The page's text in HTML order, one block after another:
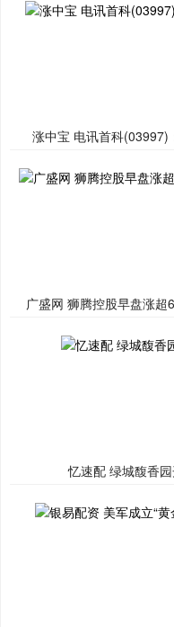
涨中宝 电讯首科(03997)
广盛网 狮腾控股早盘涨
忆速配 绿城馥香